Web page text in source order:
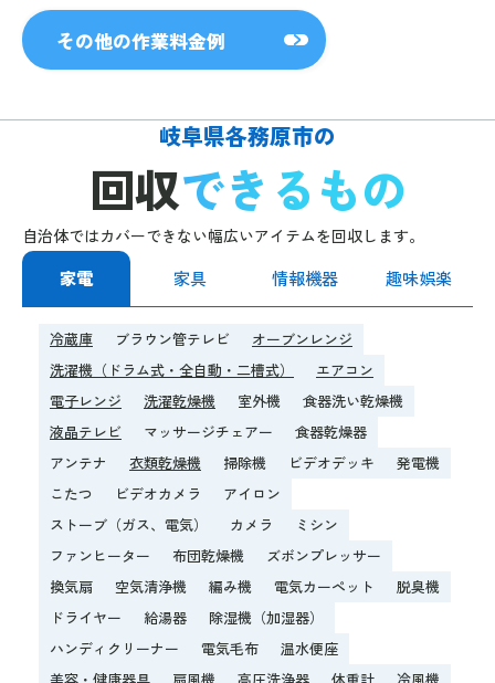
その他の作業料金例
岐阜県各務原市の
回収できるもの
自治体ではカバーできない幅広いアイテムを回収します。
家電 家具 情報機器 趣味娯楽
冷蔵庫 ブラウン管テレビ
オーブンレンジ
洗濯機（ドラム式・全自動・二槽式）
エアコン
電子レンジ
洗濯乾燥機 室外機
食器洗い乾燥機
液晶テレビ
マッサージチェアー
食器乾燥器
アンテナ
衣類乾燥機 掃除機 ビデオデッキ
発電機
こたつ
ビデオカメラ
アイロン
ストーブ（ガス、電気）
カメラ
ミシン
ファンヒーター
布団乾燥機
ズボンプレッサー
換気扇
空気清浄機 編み機 電気カーペット
脱臭機
ドライヤー
給湯器
除湿機（加湿器）
ハンディクリーナー
電気毛布
温水便座